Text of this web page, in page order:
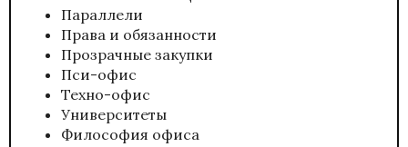
Параллели
Права и обязанности
Прозрачные закупки
Пси-офис
Техно-офис
Университеты
Философия офиса